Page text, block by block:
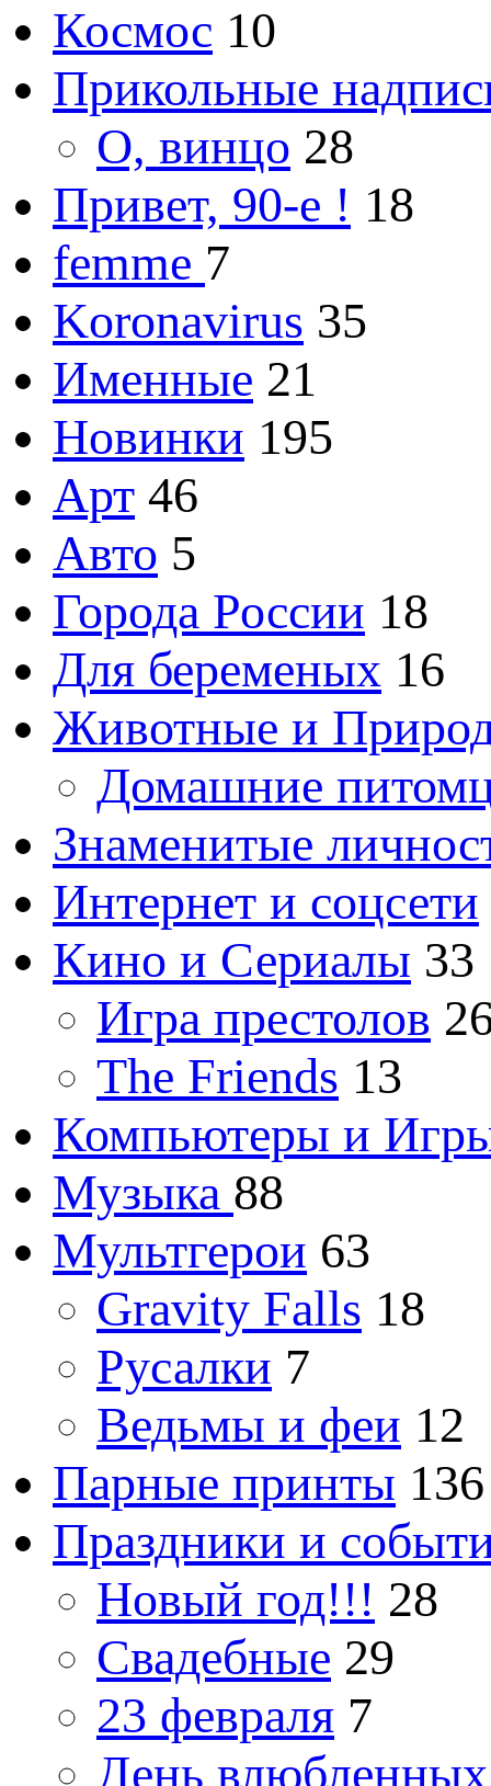
Космос 10
Прикольные
О, винцо 28
Привет, 90-е ! 18
femme 7
Koronavirus 35
Именные 21
Новинки 195
Арт 46
Авто 5
Города России 18
Для беременых 16
Животные и
Домашние
Знаменитые
Интернет и соцсети
Кино и Сериалы 33
Игра престолов
The Friends 13
Компьютеры и
Музыка 88
Мультгерои 63
Gravity Falls 18
Русалки 7
Ведьмы и феи 12
Парные принты 136
Праздники и
Новый год!!! 28
Свадебные 29
23 февраля 7
День влюбленных